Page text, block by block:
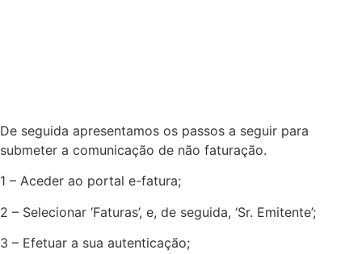
De seguida apresentamos os passos a seguir para
submeter a comunicação de não faturação.
1 – Aceder ao portal e-fatura;
2 – Selecionar ‘Faturas’, e, de seguida, ‘Sr. Emitente’;
3 – Efetuar a sua autenticação;